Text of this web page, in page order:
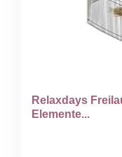
Relaxdays
Elemente...